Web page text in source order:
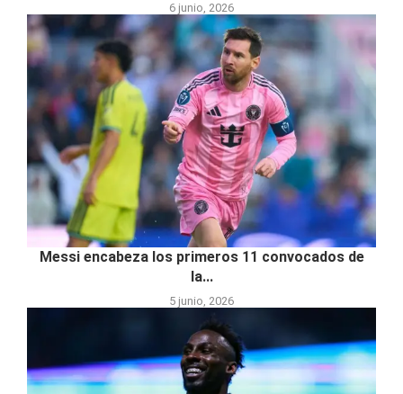
6 junio, 2026
Messi encabeza los primeros 11 convocados de
la...
5 junio, 2026